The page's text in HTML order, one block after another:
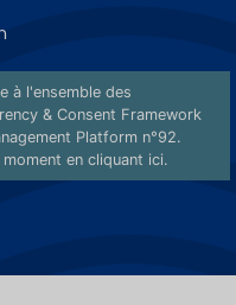
à l'ensemble des
& Consent Framework
Platform n°92.
en cliquant ici.